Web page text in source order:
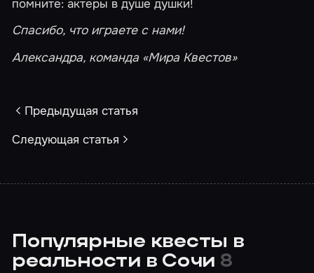
помните: актеры в душе душки!
Спасибо, что играете с нами!
Александра, команда «Мира Квестов»
Предыдущая статья
Следующая статья
Популярные квесты в
реальности в Сочи 8